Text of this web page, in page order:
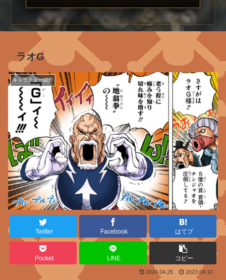
ラオG
キャラクター紹介
Twitter Facebook はてブ
Pocket LINE コピー
2024.04.25 2023.04.10